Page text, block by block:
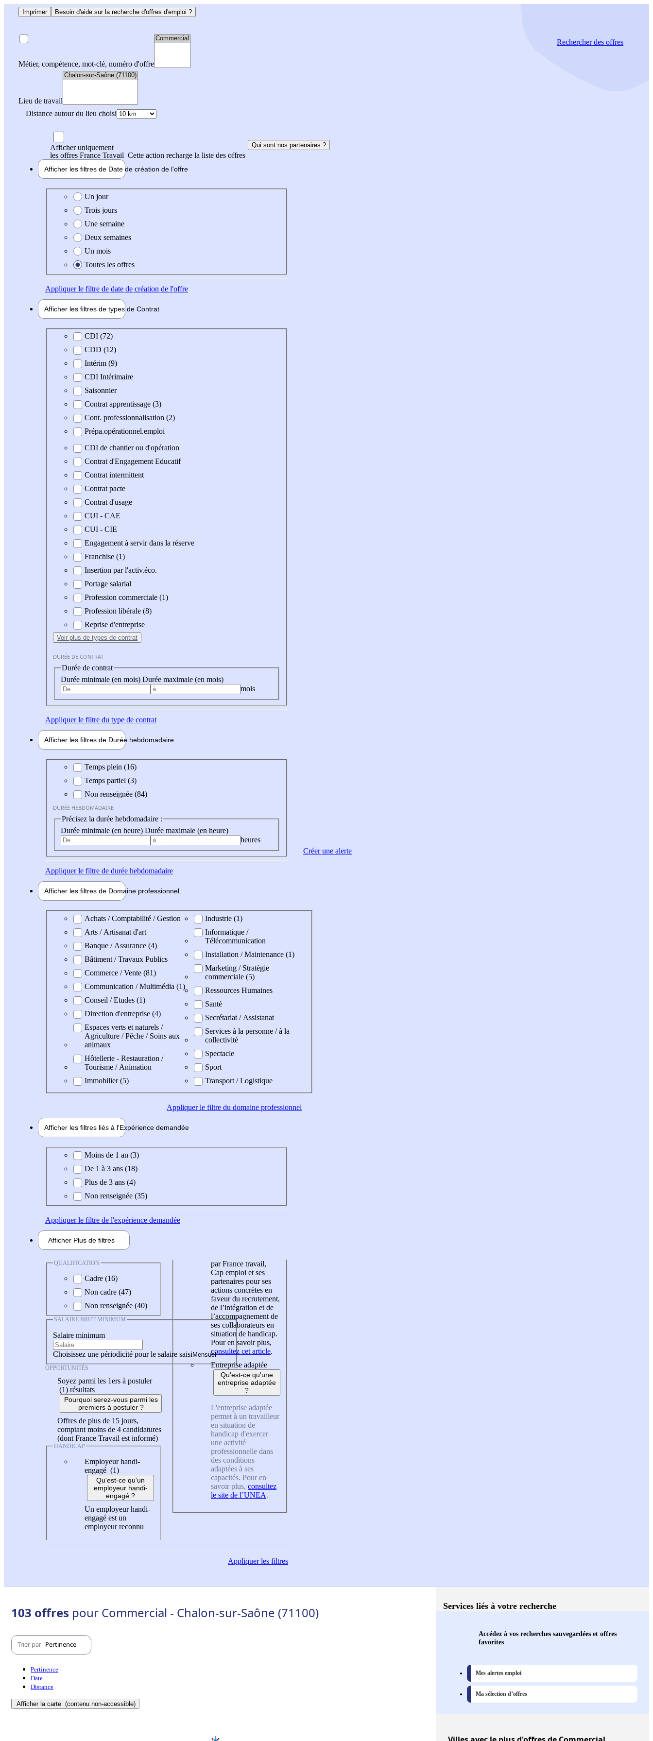
Imprimer Besoin d'aide sur la recherche d'offres d'emploi ?
Métier, compétence, mot-clé, numéro d'offre
Lieu de travail
Distance autour du lieu choisi
Rechercherdes offres
Afficher uniquement
les offres France Travail Cette action recharge la liste des offres
Qui sont nos partenaires ?
Afficher les filtres de Date de création de l'offre
Date de création de l'offre
Un jour
Trois jours
Une semaine
Deux semaines
Un mois
Toutes les offres
Appliquerle filtre de date de création de l'offre
Afficher les filtres de types de Contrat
Type de contratCDI (72)
CDD (12)
Intérim (9)
CDI Intérimaire
Saisonnier
Contrat apprentissage (3)
Cont. professionnalisation (2)
Prépa.opérationnel.emploi
CDI de chantier ou d'opération
Contrat d'Engagement Educatif
Contrat intermittent
Contrat pacte
Contrat d'usage
CUI - CAE
CUI - CIE
Engagement à servir dans la réserve
Franchise (1)
Insertion par l'activ.éco.
Portage salarial
Profession commerciale (1)
Profession libérale (8)
Reprise d'entreprise
Voir plus de types de contrat
DURÉE DE CONTRAT
Durée de contrat
Durée minimale (en mois) Durée maximale (en mois)
mois
Appliquerle filtre du type de contrat
Afficher les filtres de Durée hebdomadaire
Durée hebdomadaire
Temps plein (16)
Temps partiel (3)
Non renseignée (84)
DURÉE HEBDOMADAIRE
Précisez la durée hebdomadaire :
Durée minimale (en heure) Durée maximale (en heure)
heures
Appliquerle filtre de durée hebdomadaire
Afficher les filtres de Domaine professionnel
Domaine professionel
Achats / Comptabilité / Gestion
Arts / Artisanat d'art
Banque / Assurance (4)
Bâtiment / Travaux Publics
Commerce / Vente (81)
Communication / Multimédia (1)
Conseil / Etudes (1)
Direction d'entreprise (4)
Espaces verts et naturels /
Agriculture / Pêche / Soins aux
animaux
Hôtellerie - Restauration /
Tourisme / Animation
Immobilier (5)
Industrie (1)
Informatique /
Télécommunication
Installation / Maintenance (1)
Marketing / Stratégie
commerciale (5)
Ressources Humaines
Santé
Secrétariat / Assistanat
Services à la personne / à la
collectivité
Spectacle
Sport
Transport / Logistique
Appliquerle filtre du domaine professionnel
Afficher les filtres liés à l'Expérience demandée
Expérience demandée
Moins de 1 an (3)
De 1 à 3 ans (18)
Plus de 3 ans (4)
Non renseignée (35)
Appliquerle filtre de l'expérience demandée
Afficher Plus de filtres
QUALIFICATION
Cadre (16)
Non cadre (47)
Non renseignée (40)
SALAIRE BRUT MINIMUM
Salaire minimum
Choisissez une périodicité pour le salaire saisi
OPPORTUNITÉS
Soyez parmi les 1ers à postuler
(1) résultats
Pourquoi serez-vous parmi les
premiers à postuler ?
Offres de plus de 15 jours,
comptant moins de 4 candidatures
(dont France Travail est informé)
HANDICAP
Employeur handi-
engagé (1)
Qu'est-ce qu'un
employeur handi-
engagé ?
Un employeur handi-
engagé est un
employeur reconnu
par France travail,
Cap emploi et ses
partenaires pour ses
actions concrètes en
faveur du recrutement,
de l’intégration et de
l’accompagnement de
ses collaborateurs en
situation de handicap.
Pour en savoir plus,
consultez cet article.
Entreprise adaptée
Qu'est-ce qu'une
entreprise adaptée
?
L'entreprise adaptée
permet à un travailleur
en situation de
handicap d'exercer
une activité
professionnelle dans
des conditions
adaptées à ses
capacités. Pour en
savoir plus, consultez
le site de l’UNEA.
Appliquerles filtres
Créer une alerte
103 offres pour Commercial - Chalon-sur-Saône (71100)
Trier par Pertinence
Pertinence
Date
Distance
Afficher la carte (contenu non-accessible)
Services liés à votre recherche
Accédez à vos recherches sauvegardées et offres
favorites
Mes alertes emploi
Ma sélection d’offres